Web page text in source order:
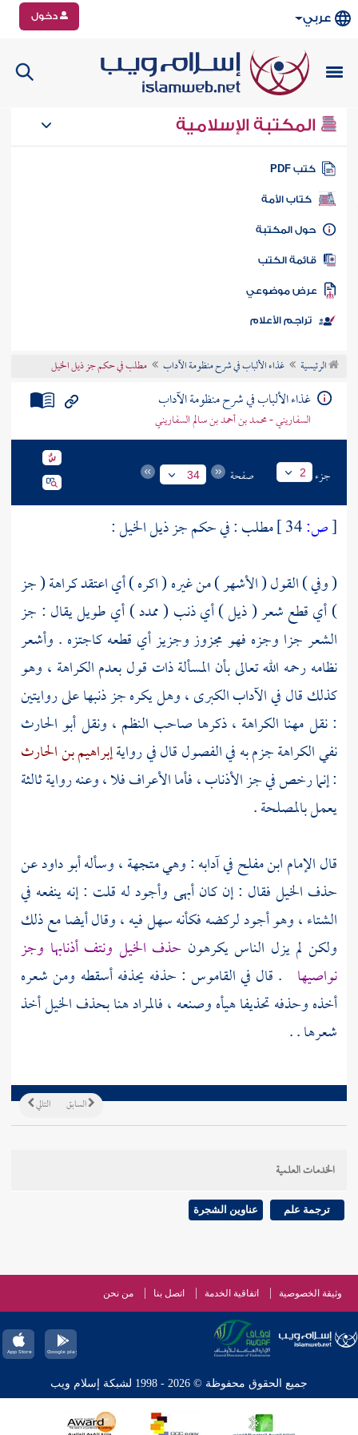
عربي دخول
المكتبة الإسلامية
كتب PDF
كتاب الأمة
المكتبة
الكتب
موضوعي
تراجم الأعلام
الرئيسية غذاء الألباب في شرح منظومة الآداب مطلب في حكم جز ذيل الخيل
غذاء الألباب في شرح منظومة الآداب
السفاريني - محمد بن أحمد بن سالم السفاريني
جزء 2 صفحة 34
[ص:
مطلب : في حكم جز ذيل الخيل :
( وفي ) القول ( الأشهر ) من غيره ( اكره ) أي اعتقد كراهة ( جز
) أي قطع شعر ( ذيل ) أي ذنب ( ممدد ) أي طويل يقال : جز
الشعر جزا وجزه فهو مجزوز وجزيز أي قطعه كاجتزه . وأشعر
نظامه رحمه الله تعالى بأن المسألة ذات قول بعدم الكراهة ، وهو
كذلك قال في الآداب الكبرى ، وهل يكره جز ذنبها على روايتين
: نقلمهنا الكراهة ، ذكرها صاحب النظم ، ونقلأبو الحارث
نفي الكراهة جزم به في الفصول قال في روايةإبراهيم بن الحارث
: إنما رخص في جز الأذناب ، فأما الأعراف فلا ، وعنه رواية ثالثة
يعمل بالمصلحة .
قال الإمامابن مفلحفي آدابه : وهي متجهة ، وسألهأبو داودعن
حذف الخيل فقال : إن كان أبهى وأجود له قلت : إنه ينفعه في
الشتاء ، وهو أجود لركضه فكأنه سهل فيه ، وقال أيضا مع ذلك
ولكن لم يزل الناس يكرهون حذف الخيل ونتف أذنابها وجز
نواصيها . قال في القاموس : حذفه يحذفه أسقطه ومن شعره
أخذه وحذفه تحذيفا هيأه وصنعه ، فالمراد هنا بحذف الخيل أخذ
شعرها . .
التالي السابق
الخدمات العلمية
ترجمة علم عناوين الشجرة
وثيقة الخصوصية اتفاقية الخدمة اتصل بنا من نحن
جميع الحقوق محفوظة © 2026 - 1998 لشبكة إسلام ويب